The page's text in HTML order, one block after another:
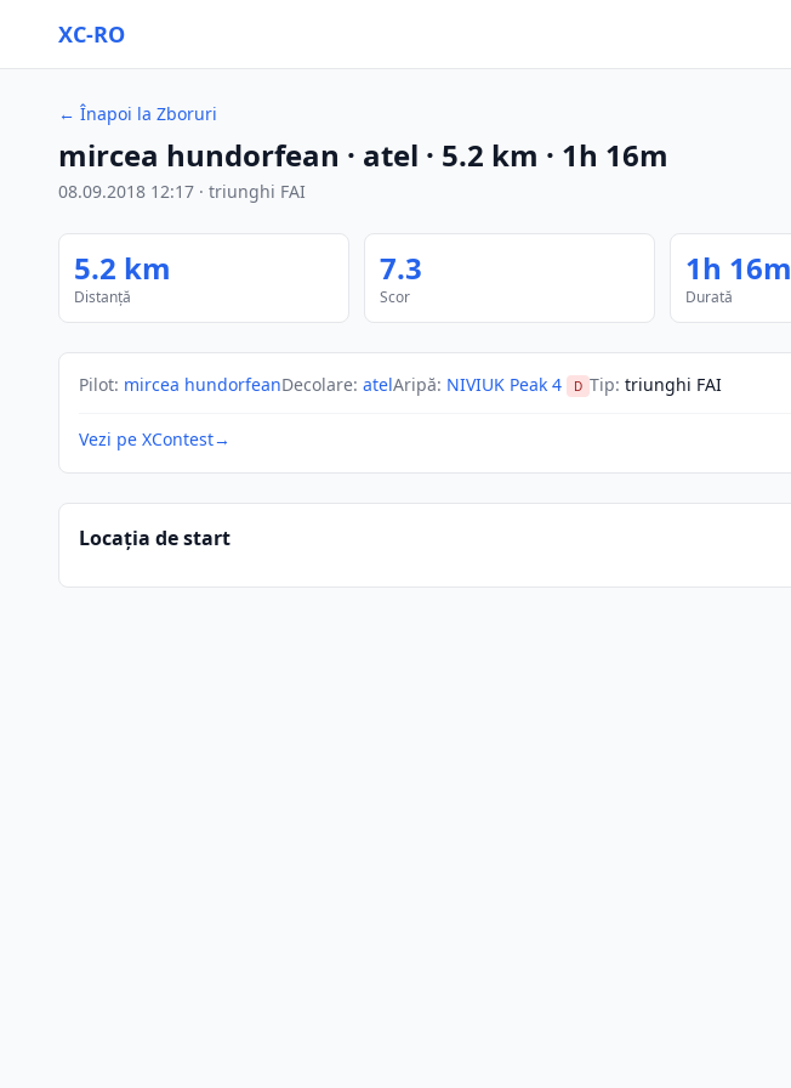
XC-RO
← Înapoi la Zboruri
mircea hundorfean · atel · 5.2 km · 1h 16m
08.09.2018 12:17 · triunghi FAI
5.2 km
Distanță
7.3
Scor
1h 16m
Durată
Pilot: mircea hundorfeanDecolare: atelAripă: NIVIUK Peak 4 D Tip: triunghi FAI
Vezi pe XContest→
Locația de start